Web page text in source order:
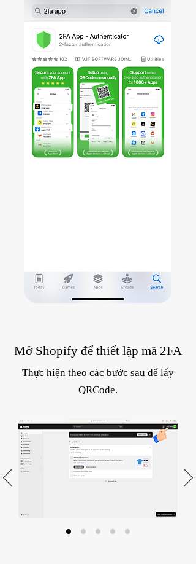
Mở Shopify để thiết lập mã 2FA
Thực hiện theo các bước sau để lấy
QRCode.